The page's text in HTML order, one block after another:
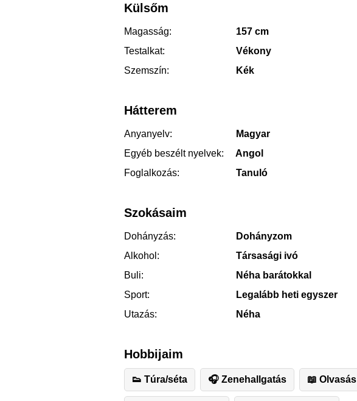
Külsőm
Magasság:
157 cm
Testalkat:
Vékony
Szemszín:
Kék
Hátterem
Anyanyelv:
Magyar
Egyéb beszélt nyelvek:
Angol
Foglalkozás:
Tanuló
Szokásaim
Dohányzás:
Dohányzom
Alkohol:
Társasági ivó
Buli:
Néha barátokkal
Sport:
Legalább heti egyszer
Utazás:
Néha
Hobbijaim
👟 Túra/séta 🎧 Zenehallgatás 📖 Olvasás